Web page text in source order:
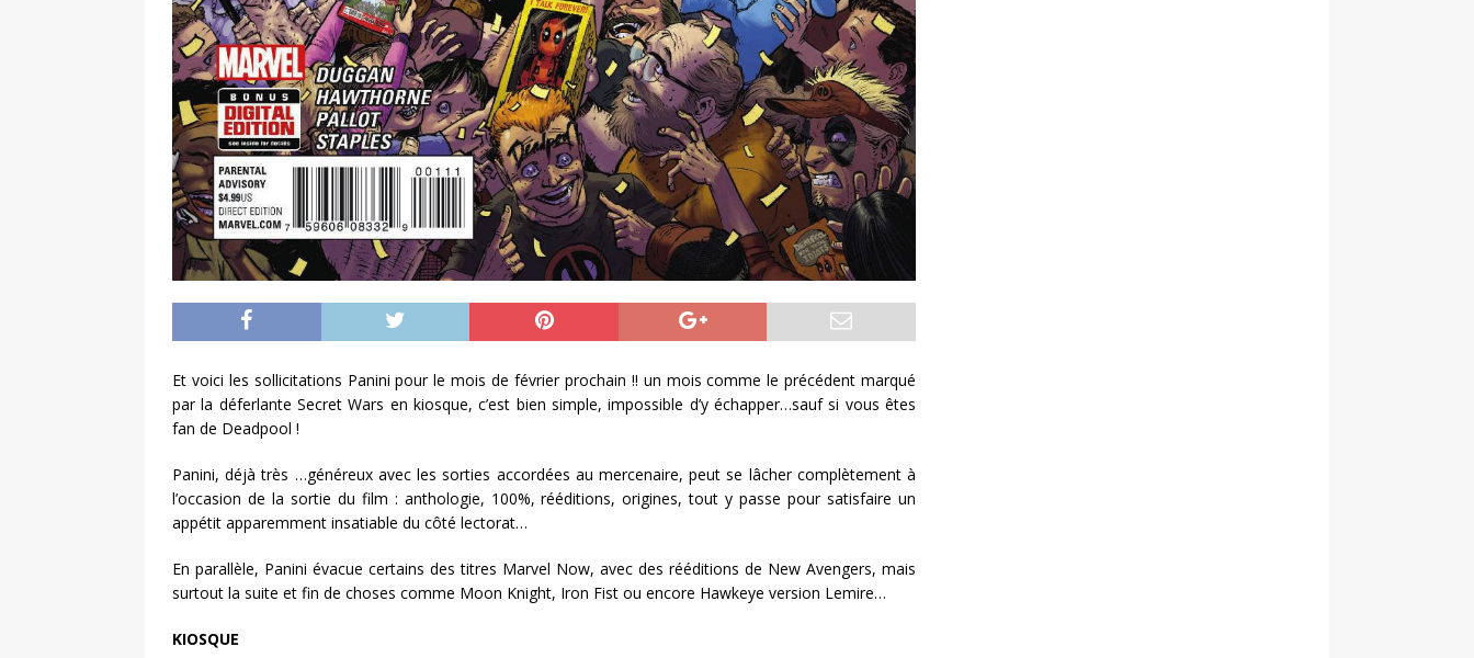
Et voici les sollicitations Panini pour le mois de février prochain !! un mois comme le précédent marqué
par la déferlante Secret Wars en kiosque, c’est bien simple, impossible d’y échapper…sauf si vous êtes
fan de Deadpool !
Panini, déjà très …généreux avec les sorties accordées au mercenaire, peut se lâcher complètement à
l’occasion de la sortie du film : anthologie, 100%, rééditions, origines, tout y passe pour satisfaire un
appétit apparemment insatiable du côté lectorat…
En parallèle, Panini évacue certains des titres Marvel Now, avec des rééditions de New Avengers, mais
surtout la suite et fin de choses comme Moon Knight, Iron Fist ou encore Hawkeye version Lemire…
KIOSQUE